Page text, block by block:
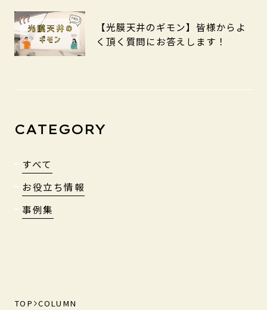
【光膜天井のギモン】皆様からよ
く頂く質問にお答えします！
CATEGORY
すべて
お役立ち情報
事例集
TOP COLUMN